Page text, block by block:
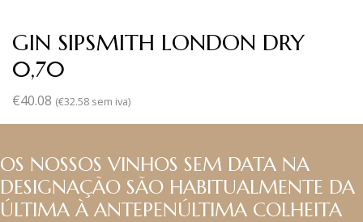
GIN SIPSMITH LONDON DRY
0,70
€40.08 (€32.58 sem iva)
OS NOSSOS VINHOS SEM DATA NA
DESIGNAÇÃO SÃO HABITUALMENTE DA
ÚLTIMA À ANTEPENÚLTIMA COLHEITA